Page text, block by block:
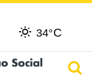
34°C